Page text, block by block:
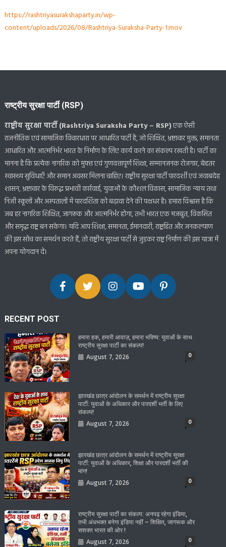
https://rashtriyasurakshaparty.in/wp-
content/uploads/2026/08/Rashtriya-Suraksha-Party-1.mov
राष्ट्रीय सुरक्षा पार्टी (RSP)
राष्ट्रीय सुरक्षा पार्टी (Rashtriya Suraksha Party – RSP)एक ऐसी
राजनीतिक एवं सामाजिक विचारधारा पर आधारित पार्टी है, जो शिक्षित, भ्रष्टाचार मुक्त, समानता
आधारित और आत्मनिर्भर भारत के निर्माण के लिए कार्य करने का संकल्प रखती है। पार्टी का
मानना है कि प्रत्येक नागरिक को मुफ्त एवं गुणवत्तापूर्ण शिक्षा, सम्मानजनक रोजगार, बेहतर
स्वास्थ्य सुविधाएँ और समान अवसर मिलना चाहिए। राष्ट्रीय सुरक्षा पार्टी पारदर्शी एवं जवाबदेह
शासन, भ्रष्टाचार के विरुद्ध प्रभावी कार्रवाई, युवाओं के कौशल विकास, सामाजिक न्याय तथा
निजी स्कूलों और अस्पतालों में पारदर्शिता को बढ़ावा देने की पक्षधर है। हमारा विश्वास है कि
जब हर नागरिक शिक्षित, जागरूक और आत्मनिर्भर होगा, तभी भारत एक मजबूत, विकसित
और समृद्ध राष्ट्र बन सकेगा। यदि आप शिक्षा, समानता, ईमानदारी, राष्ट्रहित और जनकल्याण
की इस सोच का समर्थन करते हैं, तो राष्ट्रीय सुरक्षा पार्टी से जुड़कर राष्ट्र निर्माण की इस यात्रा में
अपना योगदान दें।
RECENT POST
हमारा हक, हमारी आवाज़, हमारा भविष्य: युवाओं के साथ
राष्ट्रीय सुरक्षा पार्टी का संकल्प!
August 7, 2026 0
झारखंड छात्र आंदोलन के समर्थन में राष्ट्रीय सुरक्षा
पार्टी: युवाओं के अधिकार और पारदर्शी भर्ती के लिए
संकल्प!
August 7, 2026 0
झारखंड छात्र आंदोलन के समर्थन में राष्ट्रीय सुरक्षा
पार्टी: युवाओं के अधिकार, शिक्षा और पारदर्शी भर्ती की
मांग!
August 7, 2026 0
राष्ट्रीय सुरक्षा पार्टी का संकल्प: अनपढ़ रहेगा इंडिया,
तभी अंधभक्त बनेगा इंडिया नहीं – शिक्षित, जागरूक और
सशक्त भारत की ओर !
August 7, 2026 0